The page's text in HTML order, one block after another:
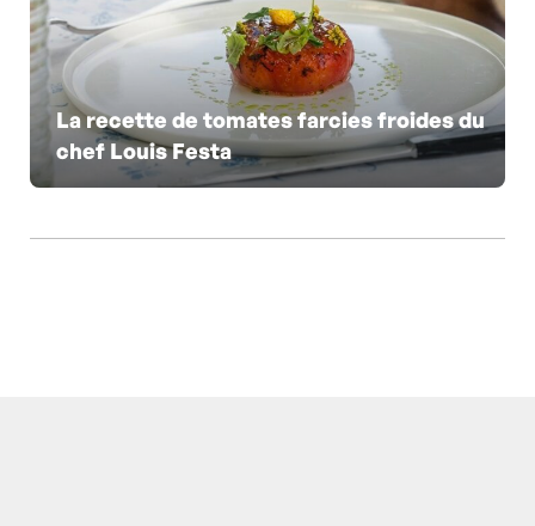
La recette de tomates farcies froides du
chef Louis Festa